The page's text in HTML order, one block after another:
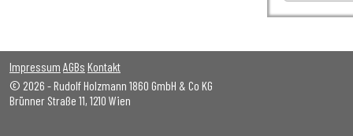
Impressum AGBs Kontakt
© 2026 - Rudolf Holzmann 1860 GmbH & Co KG
Brünner Straße 11, 1210 Wien